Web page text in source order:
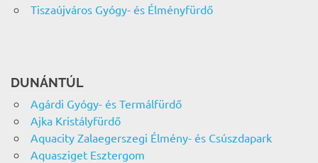
Tiszaújváros Gyógy- és Élményfürdő
DUNÁNTÚL
Agárdi Gyógy- és Termálfürdő
Ajka Kristályfürdő
Aquacity Zalaegerszegi Élmény- és Csúszdapark
Aquasziget Esztergom